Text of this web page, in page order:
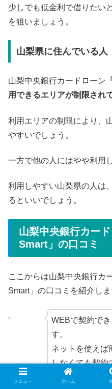
少しでも低金利で借りたい
を狙いましょう。
山梨県に住んでいる人
山梨中央銀行カードローン
用できるエリアが制限され
利用エリアの制限により、
やすいでしょう。
一方で他の人にはやや利用
利用しやすい山梨県の人は
るといいでしょう。
山梨中央銀行カー
Smart」の口コミ
ここからは山梨中央銀行カ
Smart」の口コミを紹介しま
WEBで契約で
す。
ネットを使えば
しなくても契約
契約後の振込
メニュー ホーム